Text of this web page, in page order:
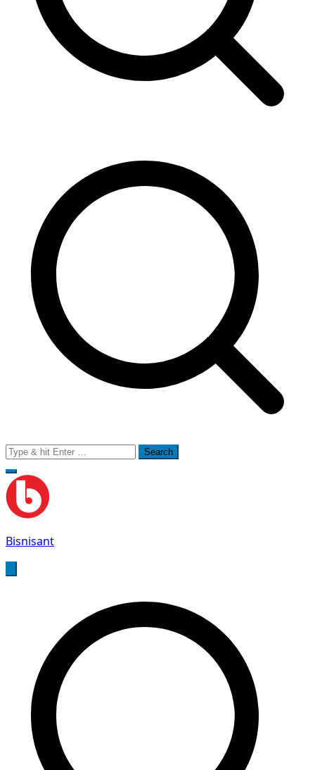
Search
for:
Bisnisant
Jasa Terkait Teknologi Informasi Berpengalaman